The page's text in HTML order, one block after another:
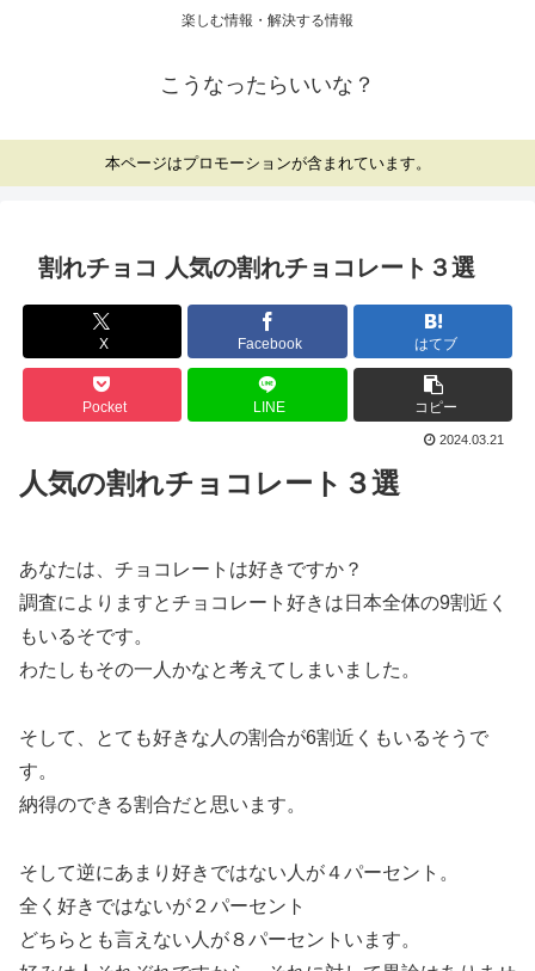
楽しむ情報・解決する情報
こうなったらいいな？
本ページはプロモーションが含まれています。
割れチョコ 人気の割れチョコレート３選
X Facebook はてブ
Pocket LINE コピー
2024.03.21
人気の割れチョコレート３選
あなたは、チョコレートは好きですか？
調査によりますとチョコレート好きは日本全体の9割近く
もいるそです。
わたしもその一人かなと考えてしまいました。
そして、とても好きな人の割合が6割近くもいるそうで
す。
納得のできる割合だと思います。
そして逆にあまり好きではない人が４パーセント。
全く好きではないが２パーセント
どちらとも言えない人が８パーセントいます。